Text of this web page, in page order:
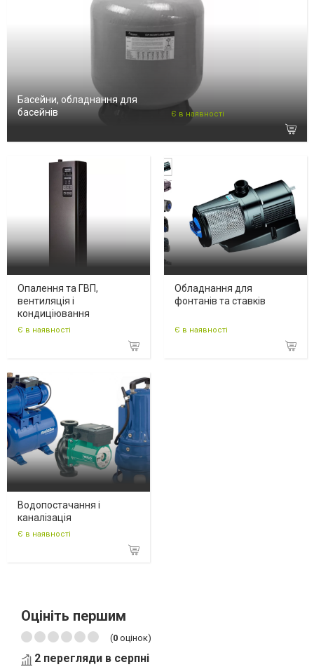
Басейни, обладнання для
басейнів
Є в наявності
Опалення та ГВП,
вентиляція і
кондиціювання
Є в наявності
Обладнання для
фонтанів та ставків
Є в наявності
Водопостачання і
каналізація
Є в наявності
Оцініть першим
(0 оцінок)
2 перегляди в серпні